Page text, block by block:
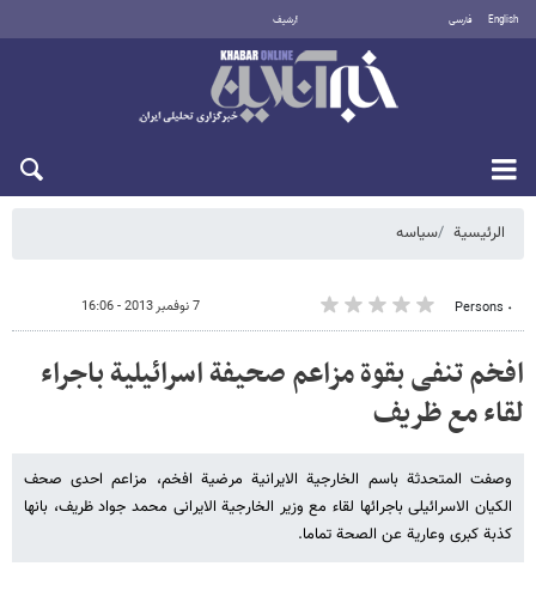
English فارسی أرشيف
الرئيسية سیاسه
٠ Persons 7 نوفمبر 2013 - 16:06
افخم تنفی بقوة مزاعم صحیفة اسرائیلیة باجراء
لقاء مع ظریف
وصفت المتحدثة باسم الخارجیة الایرانیة مرضیة افخم، مزاعم احدى صحف
الکیان الاسرائیلی باجرائها لقاء مع وزیر الخارجیة الایرانی محمد جواد ظریف، بانها
کذبة کبرى وعاریة عن الصحة تماما.